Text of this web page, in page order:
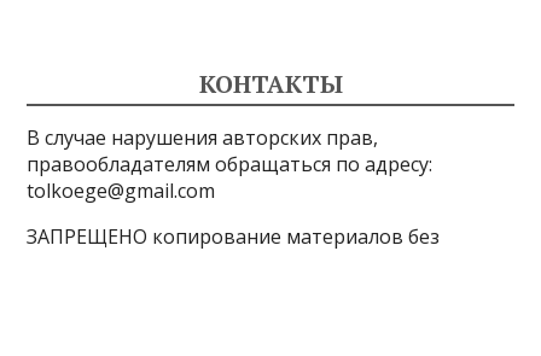
КОНТАКТЫ
В случае нарушения авторских прав,
правообладателям обращаться по адресу:
tolkoege@gmail.com
ЗАПРЕЩЕНО копирование материалов без